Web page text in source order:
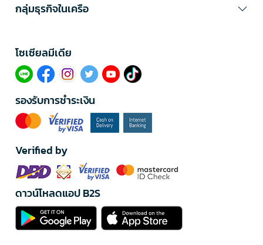
กลุ่มธุรกิจในเครือ
โซเซียลมีเดีย​
รองรับการชำระเงิน
Verified by
ดาวน์โหลดแอป B2S